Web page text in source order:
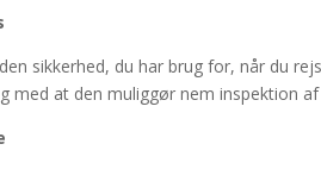
sikkerhed, du har brug for, når du
med at den muliggør nem inspektion